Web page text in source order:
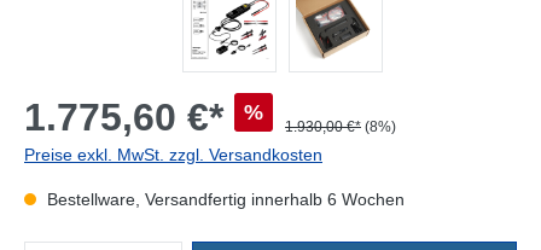
1.775,60 €* %
1.930,00 €* (8%)
Preise exkl. MwSt. zzgl. Versandkosten
Bestellware, Versandfertig innerhalb 6 Wochen